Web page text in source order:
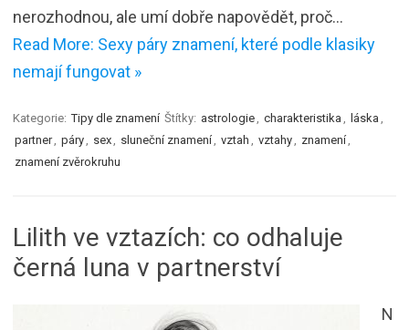
nerozhodnou, ale umí dobře napovědět, proč…
Read More: Sexy páry znamení, které podle klasiky
nemají fungovat »
Kategorie: Tipy dle znamení Štítky: astrologie charakteristika láska
partner
páry sex sluneční znamení vztah vztahy znamení
znamení zvěrokruhu
Lilith ve vztazích: co odhaluje
černá luna v partnerství
N